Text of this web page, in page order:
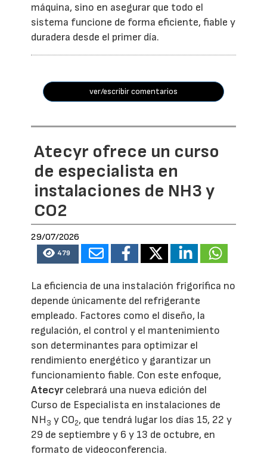
máquina, sino en asegurar que todo el
sistema funcione de forma eficiente, fiable y
duradera desde el primer día.
ver/escribir comentarios
Atecyr ofrece un curso
de especialista en
instalaciones de NH3 y
CO2
29/07/2026
479
La eficiencia de una instalación frigorífica no
depende únicamente del refrigerante
empleado. Factores como el diseño, la
regulación, el control y el mantenimiento
son determinantes para optimizar el
rendimiento energético y garantizar un
funcionamiento fiable. Con este enfoque,
Atecyrcelebrará una nueva edición del
Curso de Especialista en instalaciones de
NH3 y CO2, que tendrá lugar los días 15, 22 y
29 de septiembre y 6 y 13 de octubre, en
formato de videoconferencia.